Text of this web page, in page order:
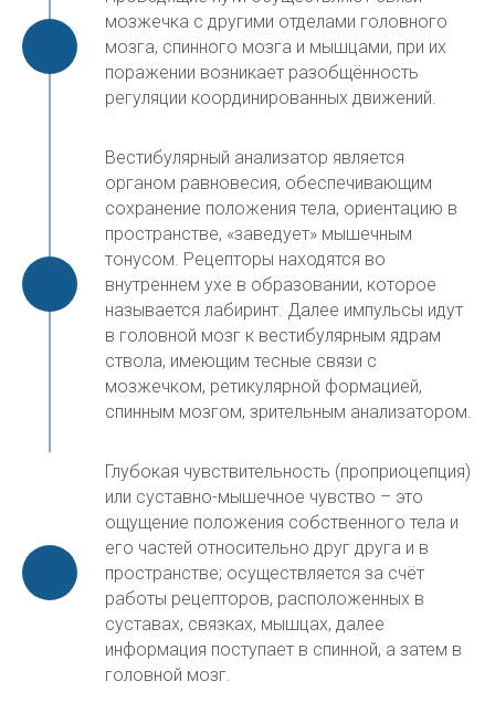
мозжечка с другими отделами головного
мозга, спинного мозга и мышцами, при их
поражении возникает разобщённость
регуляции координированных движений.
Вестибулярный анализатор является
органом равновесия, обеспечивающим
сохранение положения тела, ориентацию в
пространстве, «заведует» мышечным
тонусом. Рецепторы находятся во
внутреннем ухе в образовании, которое
называется лабиринт. Далее импульсы идут
в головной мозг к вестибулярным ядрам
ствола, имеющим тесные связи с
мозжечком, ретикулярной формацией,
спинным мозгом, зрительным анализатором.
Глубокая чувствительность (проприоцепция)
или суставно-мышечное чувство – это
ощущение положения собственного тела и
его частей относительно друг друга и в
пространстве; осуществляется за счёт
работы рецепторов, расположенных в
суставах, связках, мышцах, далее
информация поступает в спинной, а затем в
головной мозг.